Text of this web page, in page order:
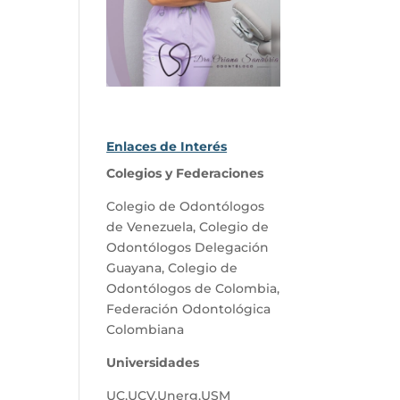
Enlaces de Interés
Colegios y Federaciones
Colegio de Odontólogos
de Venezuela,Colegio de
Odontólogos Delegación
Guayana,Colegio de
Odontólogos de Colombia,
Federación Odontológica
Colombiana
Universidades
UC,UCV,Unerg,USM